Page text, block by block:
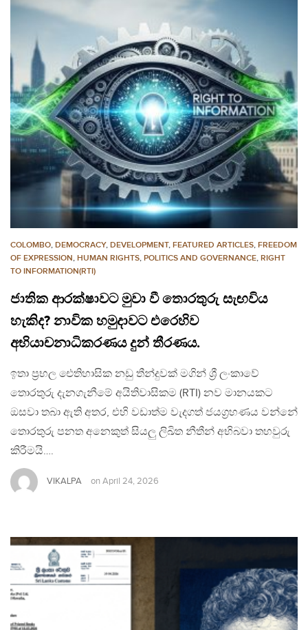
COLOMBO, DEMOCRACY, DEVELOPMENT, FEATURED ARTICLES, FREEDOM
OF EXPRESSION, HUMAN RIGHTS, POLITICS AND GOVERNANCE, RIGHT
TO INFORMATION(RTI)
ජාතික ආරක්ෂාවට මුවා වී තොරතුරු සැඟවිය
හැකිද? නාවික හමුදාවට එරෙහිව
අභියාචනාධිකරණය දුන් තීරණය.
ඉතා ප්‍රභල ඓතිහාසික නඩු තීන්දුවක් මගින් ශ්‍රී ලංකාවේ
තොරතුරු දැනගැනීමේ අයිතිවාසිකම (RTI) නව මානයකට
ඔසවා තබා ඇති අතර, එහි වඩාත්ම වැදගත් ජයග්‍රහණය වන්නේ
තොරතුරු පනත අනෙකුත් සියලු ලිඛිත නීතීන් අභිබවා තහවුරු
කිරීමයි….
VIKALPA on April 24, 2026